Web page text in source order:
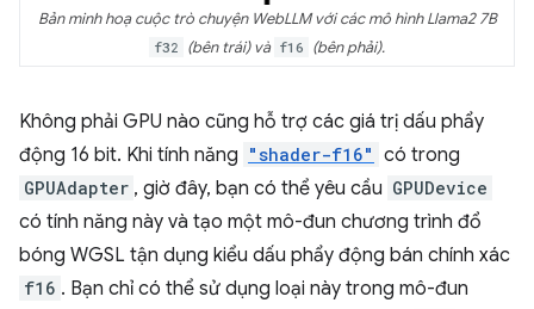
Bản minh hoạ cuộc trò chuyện WebLLM với các mô hình Llama2 7B
f32 (bên trái) và f16 (bên phải).
Không phải GPU nào cũng hỗ trợ các giá trị dấu phẩy
động 16 bit. Khi tính năng "shader-f16" có trong
GPUAdapter , giờ đây, bạn có thể yêu cầu GPUDevice
có tính năng này và tạo một mô-đun chương trình đổ
bóng WGSL tận dụng kiểu dấu phẩy động bán chính xác
f16 . Bạn chỉ có thể sử dụng loại này trong mô-đun